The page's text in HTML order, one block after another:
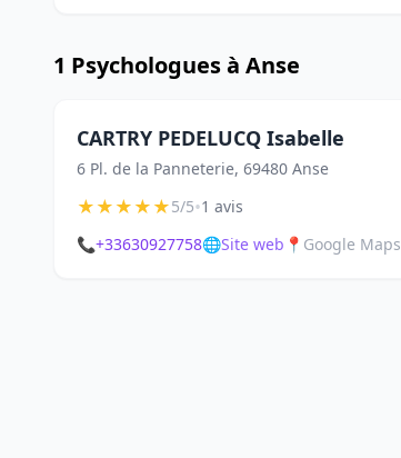
1 Psychologues à Anse
CARTRY PEDELUCQ Isabelle
6 Pl. de la Panneterie, 69480 Anse
★★★★★5/5•1 avis
📞+33630927758🌐Site web 📍 Google Maps